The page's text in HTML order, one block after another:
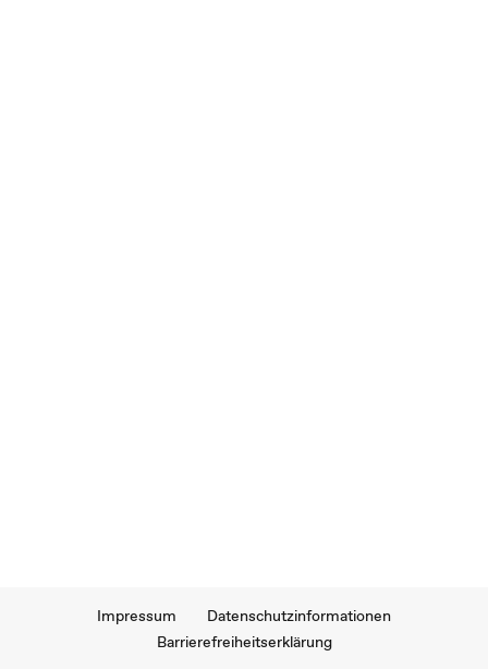
Impressum
Datenschutzinformationen
Barrierefreiheitserklärung